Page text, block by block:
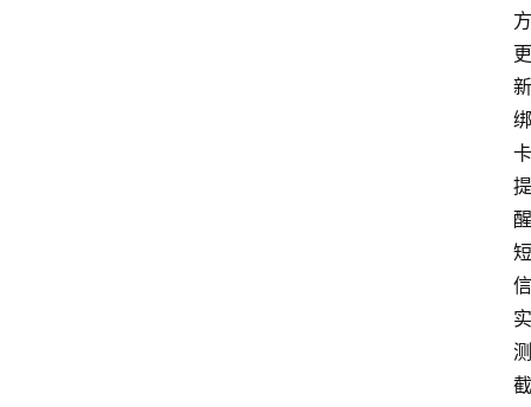
方
更
新
绑
卡
提
醒
短
信
实
测
截